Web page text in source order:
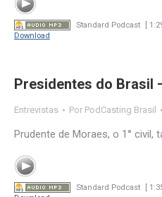
Standard Podcast [
Download
Presidentes do Brasil
Entrevistas Por PodCasting Brasil
Prudente de Moraes, o 1° civil,
Standard Podcast [